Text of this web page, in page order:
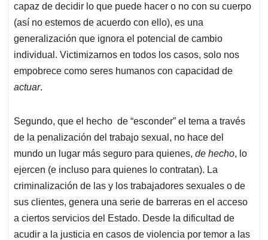
capaz de decidir lo que puede hacer o no con su cuerpo
(así no estemos de acuerdo con ello), es una
generalización que ignora el potencial de cambio
individual. Victimizarnos en todos los casos, solo nos
empobrece como seres humanos con capacidad de
actuar.
Segundo, que el hecho de “esconder” el tema a través
de la penalización del trabajo sexual, no hace del
mundo un lugar más seguro para quienes, de hecho, lo
ejercen (e incluso para quienes lo contratan). La
criminalización de las y los trabajadores sexuales o de
sus clientes, genera una serie de barreras en el acceso
a ciertos servicios del Estado. Desde la dificultad de
acudir a la justicia en casos de violencia por temor a las